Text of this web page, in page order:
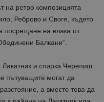
на ретро композицията
Реброво и Своге, където
посрещане на влака от
Балкани“
Лакатник и спирка Черепиш
пътуващите могат да
зстояние, а вместо това да